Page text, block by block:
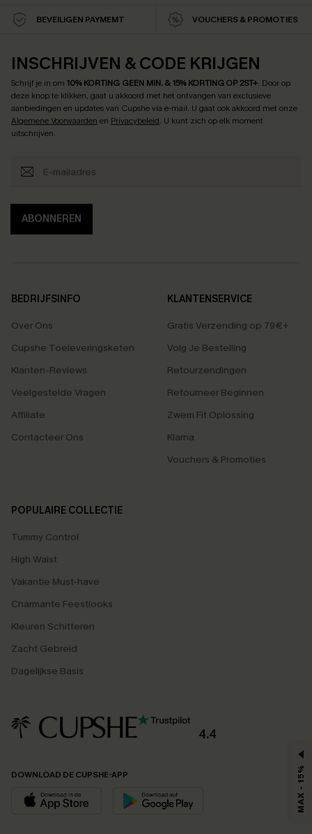
BEVEILIGEN PAYMEMT VOUCHERS & PROMOTIES
INSCHRIJVEN & CODE KRIJGEN
Schrijf je in om 10% KORTING GEEN MIN. & 15% KORTING OP 2ST+. Door op
deze knop te klikken, gaat u akkoord met het ontvangen van exclusieve
aanbiedingen en updates van Cupshe via e-mail. U gaat ook akkoord met onze
Algemene Voorwaarden en Privacybeleid. U kunt zich op elk moment
uitschrijven.
ABONNEREN
BEDRIJFSINFO
Over Ons
Cupshe Toeleveringsketen
Klanten-Reviews
Veelgestelde Vragen
Affiliate
Contacteer Ons
KLANTENSERVICE
Gratis Verzending op 79€+
Volg Je Bestelling
Retourzendingen
Retourneer Beginnen
Zwem Fit Oplossing
Klarna
Vouchers & Promoties
POPULAIRE COLLECTIE
Tummy Control
High Waist
Vakantie Must-have
Charmante Feestlooks
Kleuren Schitteren
Zacht Gebreid
Dagelijkse Basis
4.4
DOWNLOAD DE CUPSHE-APP MAX - 15%